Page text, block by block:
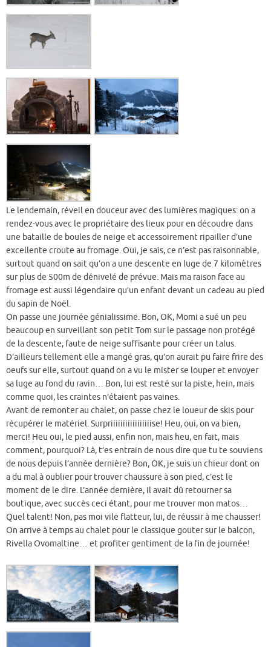
Le lendemain, réveil en douceur avec des lumières magiques: on a
rendez-vous avec le propriétaire des lieux pour en découdre dans
une bataille de boules de neige et accessoirement ripailler d’une
excellente croute au fromage. Oui, je sais, ce n’est pas raisonnable,
surtout quand on sait qu’on a une descente en luge de 7 kilomètres
sur plus de 500m de dénivelé de prévue. Mais ma raison face au
fromage est aussi légendaire qu’un enfant devant un cadeau au pied
du sapin de Noël.
On passe une journée génialissime. Bon, OK, Momi a sué un peu
beaucoup en surveillant son petit Tom sur le passage non protégé
de la descente, faute de neige suffisante pour créer un talus.
D’ailleurs tellement elle a mangé gras, qu’on aurait pu faire frire des
oeufs sur elle, surtout quand on a vu le mister se louper et envoyer
sa luge au fond du ravin… Bon, lui est resté sur la piste, hein, mais
comme quoi, les craintes n’étaient pas vaines.
Avant de remonter au chalet, on passe chez le loueur de skis pour
récupérer le matériel. Surpriiiiiiiiiiiiiiiiise! Heu, oui, on va bien,
merci! Heu oui, le pied aussi, enfin non, mais heu, en fait, mais
comment, pourquoi? Là, t’es entrain de nous dire que tu te souviens
de nous depuis l’année dernière? Bon, OK, je suis un chieur dont on
a du mal à oublier pour trouver chaussure à son pied, c’est le
moment de le dire. L’année dernière, il avait dû retourner sa
boutique, avec succès ceci étant, pour me trouver mon matos…
Quel talent! Non, pas moi vile flatteur, lui, de réussir à me chausser!
On arrive à temps au chalet pour le classique gouter sur le balcon,
Rivella Ovomaltine… et profiter gentiment de la fin de journée!